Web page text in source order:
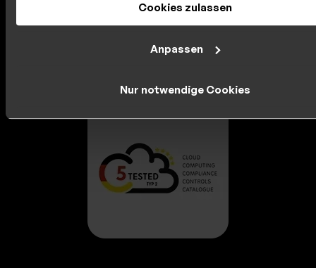
Datenschutzerklärungändern.
Cookies zulassen
Anpassen
Nur notwendige Cookies
DRACOON setzt neue Maßstäbe in der Cybersicherheit
und wurde mit den renommiertesten Auszeichnungen
Deutschlands für höchste Sicherheitsstandards
gewürdigt.